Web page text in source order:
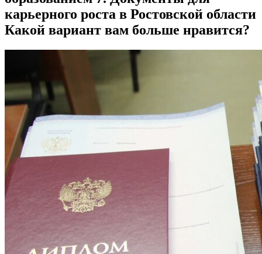
карьерного роста в Ростовской области
Какой вариант вам больше нравится?